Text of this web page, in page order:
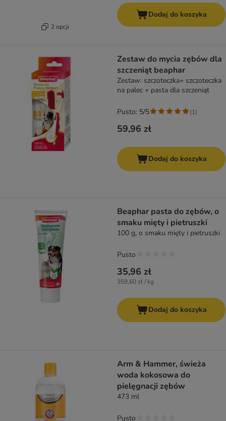
2 opcji
Dodaj do koszyka
Zestaw do mycia zębów dla
szczeniąt beaphar
Zestaw: szczoteczka+ szczoteczka
na palec + pasta dla szczeniąt
59,96 zł
Pusto: 5/5 (1)
Dodaj do koszyka
Beaphar pasta do zębów, o
smaku mięty i pietruszki
100 g, o smaku mięty i pietruszki
35,96 zł
359,60 zł / kg
Pusto
Dodaj do koszyka
Arm & Hammer, świeża
woda kokosowa do
pielęgnacji zębów
473 ml
Pusto